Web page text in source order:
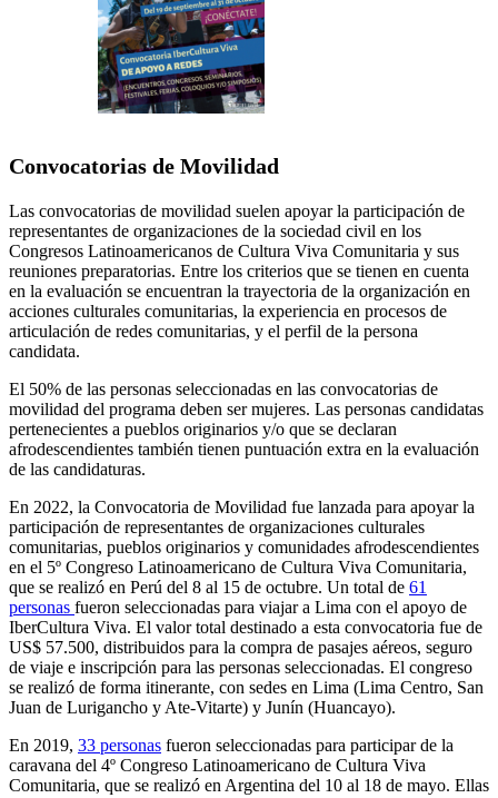
Convocatorias de Movilidad
Las convocatorias de movilidad suelen apoyar la participación de
representantes de organizaciones de la sociedad civil en los
Congresos Latinoamericanos de Cultura Viva Comunitaria y sus
reuniones preparatorias. Entre los criterios que se tienen en cuenta
en la evaluación se encuentran la trayectoria de la organización en
acciones culturales comunitarias, la experiencia en procesos de
articulación de redes comunitarias, y el perfil de la persona
candidata.
El 50% de las personas seleccionadas en las convocatorias de
movilidad del programa deben ser mujeres. Las personas candidatas
pertenecientes a pueblos originarios y/o que se declaran
afrodescendientes también tienen puntuación extra en la evaluación
de las candidaturas.
En 2022, la Convocatoria de Movilidad fue lanzada para apoyar la
participación de representantes de organizaciones culturales
comunitarias, pueblos originarios y comunidades afrodescendientes
en el 5º Congreso Latinoamericano de Cultura Viva Comunitaria,
que se realizó en Perú del 8 al 15 de octubre. Un total de 61
personas fueron seleccionadas para viajar a Lima con el apoyo de
IberCultura Viva. El valor total destinado a esta convocatoria fue de
US$ 57.500, distribuidos para la compra de pasajes aéreos, seguro
de viaje e inscripción para las personas seleccionadas. El congreso
se realizó de forma itinerante, con sedes en Lima (Lima Centro, San
Juan de Lurigancho y Ate-Vitarte) y Junín (Huancayo).
En 2019, 33 personas fueron seleccionadas para participar de la
caravana del 4º Congreso Latinoamericano de Cultura Viva
Comunitaria, que se realizó en Argentina del 10 al 18 de mayo. Ellas